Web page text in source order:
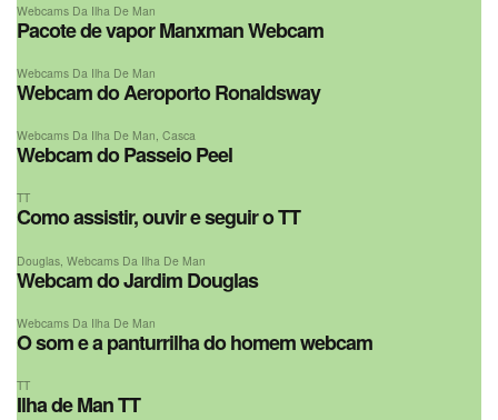
Webcams Da Ilha De Man
Pacote de vapor Manxman Webcam
Webcams Da Ilha De Man
Webcam do Aeroporto Ronaldsway
Webcams Da Ilha De Man, Casca
Webcam do Passeio Peel
TT
Como assistir, ouvir e seguir o TT
Douglas Webcams Da Ilha De Man
Webcam do Jardim Douglas
Webcams Da Ilha De Man
O som e a panturrilha do homem webcam
TT
Ilha de Man TT